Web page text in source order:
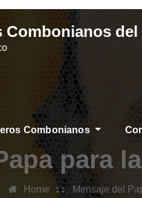
Combonianos del
Combonianos
para
Home Mensaje del